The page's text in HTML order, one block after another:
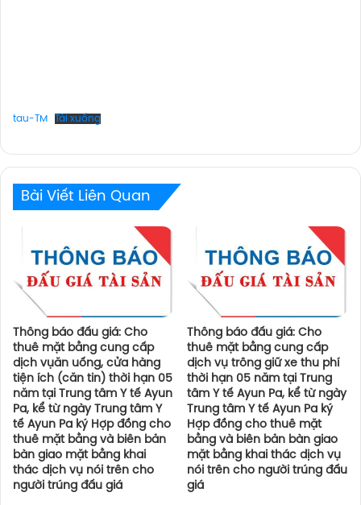
tau-TM Tải xuống
Bài Viết Liên Quan
Thông báo đấu giá: Cho
thuê mặt bằng cung cấp
dịch vụăn uống, cửa hàng
tiện ích (căn tin) thời hạn 05
năm tại Trung tâm Y tế Ayun
Pa, kể từ ngày Trung tâm Y
tế Ayun Pa ký Hợp đồng cho
thuê mặt bằng và biên bản
bàn giao mặt bằng khai
thác dịch vụ nói trên cho
người trúng đấu giá
Thông báo đấu giá: Cho
thuê mặt bằng cung cấp
dịch vụ trông giữ xe thu phí
thời hạn 05 năm tại Trung
tâm Y tế Ayun Pa, kể từ ngày
Trung tâm Y tế Ayun Pa ký
Hợp đồng cho thuê mặt
bằng và biên bản bàn giao
mặt bằng khai thác dịch vụ
nói trên cho người trúng đấu
giá